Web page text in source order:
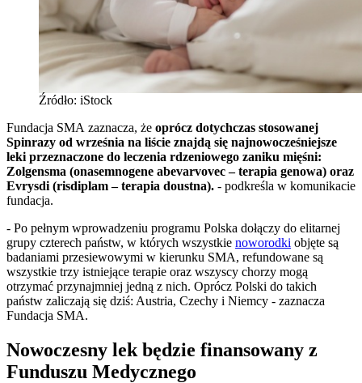
Źródło: iStock
Fundacja SMA zaznacza, że oprócz dotychczas stosowanej
Spinrazy od września na liście znajdą się najnowocześniejsze
leki przeznaczone do leczenia rdzeniowego zaniku mięśni:
Zolgensma (onasemnogene abevarvovec – terapia genowa) oraz
Evrysdi (risdiplam – terapia doustna). - podkreśla w komunikacie
fundacja.
- Po pełnym wprowadzeniu programu Polska dołączy do elitarnej
grupy czterech państw, w których wszystkie noworodki objęte są
badaniami przesiewowymi w kierunku SMA, refundowane są
wszystkie trzy istniejące terapie oraz wszyscy chorzy mogą
otrzymać przynajmniej jedną z nich. Oprócz Polski do takich
państw zaliczają się dziś: Austria, Czechy i Niemcy - zaznacza
Fundacja SMA.
Nowoczesny lek będzie finansowany z
Funduszu Medycznego